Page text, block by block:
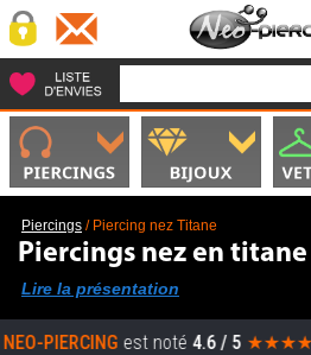
Piercings / Piercing nez Titane
Piercings nez en titane
Lire la présentation
est noté4.6 / 5 ★★★★★ via